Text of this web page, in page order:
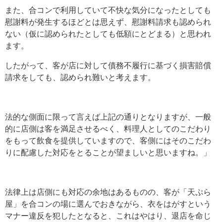
また、合コンで利用していて不快な気分になったとしても
慰謝料が発生するほどとは思えず、慰謝料請求も認められ
ない（仮に認められたとしても低額にとどまる）と思われ
ます。
したがって、客が店に対して債務不履行に基づく損害賠償
請求をしても、認められ難いと考えます。
法的な側面に限って言えば上記の通りとなりますが、一般
的に店側は客を満足させるべく、料理人としてのこだわり
をもって飲食を提供していますので、客側にはそのこだわ
りに配慮した対応をとることが望ましいと思いますね。」
法律上は店側にも対応の余地はあるものの、客が「天ぷら
屋」を合コンの場に選んでおきながら、衣をはがすという
マナー違反を犯したとなると、これはやはり、退店を命じ